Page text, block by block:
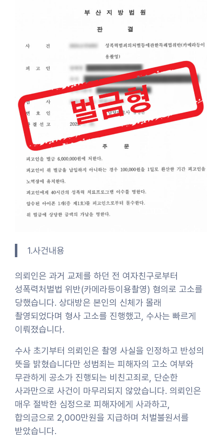
1.사건내용
의뢰인은 과거 교제를 하던 전 여자친구로부터
성폭력처벌법 위반(카메라등이용촬영) 혐의로 고소를
당했습니다. 상대방은 본인의 신체가 몰래
촬영되었다며 형사 고소를 진행했고, 수사는 빠르게
이뤄졌습니다.
수사 초기부터 의뢰인은 촬영 사실을 인정하고 반성의
뜻을 밝혔습니다만 성범죄는 피해자의 고소 여부와
무관하게 공소가 진행되는 비친고죄로, 단순한
사과만으로 사건이 마무리되지 않았습니다. 의뢰인은
매우 절박한 심정으로 피해자에게 사과하고,
합의금으로 2,000만원을 지급하며 처벌불원서를
받았습니다.